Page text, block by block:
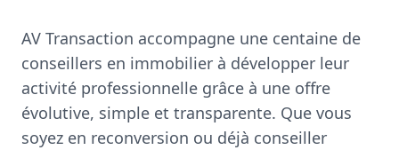
AV Transaction accompagne une centaine de
conseillers en immobilier à développer leur
activité professionnelle grâce à une offre
évolutive, simple et transparente. Que vous
soyez en reconversion ou déjà conseiller